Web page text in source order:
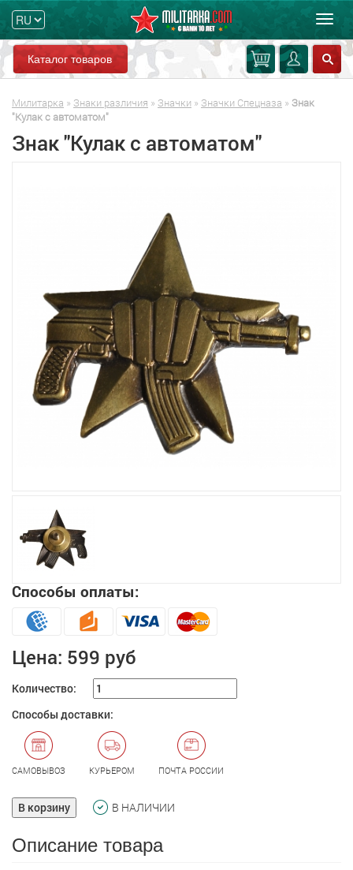
Каталог товаров
Милитарка » Знаки различия » Значки » Значки Спецназа » Знак
"Кулак с автоматом"
Знак "Кулак с автоматом"
Способы оплаты:
Цена: 599 руб
Количество:
Способы доставки:
САМОВЫВОЗ КУРЬЕРОМ ПОЧТА РОССИИ
В корзину В НАЛИЧИИ
Описание товара